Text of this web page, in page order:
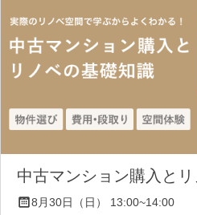
中古マンション購入と
8月30日（日） 13:00~14:00